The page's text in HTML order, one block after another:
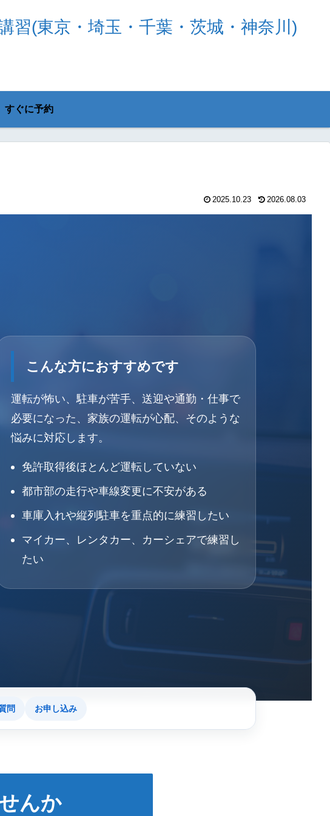
習(東京・埼玉・千葉・茨城・神奈川)
すぐに予約
2025.10.23 2026.08.03
こんな方におすすめです
運転が怖い、駐車が苦手、送迎や通勤・仕事で
必要になった、家族の運転が心配、そのような
悩みに対応します。
免許取得後ほとんど運転していない
都市部の走行や車線変更に不安がある
車庫入れや縦列駐車を重点的に練習したい
マイカー、レンタカー、カーシェアで練習し
たい
問 お申し込み
んか